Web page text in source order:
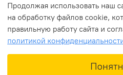
В
Продолжая использовать наш
на обработку файлов cookie,
правильную работу сайта и
политикой